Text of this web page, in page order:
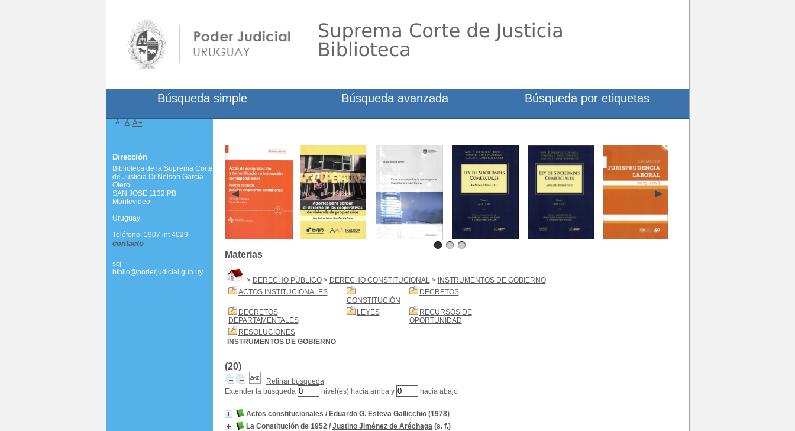
Materias
> DERECHO PÚBLICO> DERECHO CONSTITUCIONAL> INSTRUMENTOS DE GOBIERNO
ACTOS INSTITUCIONALES
CONSTITUCIÓN
DECRETOS
DECRETOS
DEPARTAMENTALES
LEYES
RECURSOS DE
OPORTUNIDAD
RESOLUCIONES
INSTRUMENTOS DE GOBIERNO
(20)
Refinar búsqueda
Extender la búsqueda
nivel(es) hacia arriba y hacia abajo
Actos constitucionales / Eduardo G. Esteva Gallicchio(1978)
La Constitución de 1952/ Justino Jiménez de Aréchaga(s. f.)
Búsqueda simple Búsqueda avanzada Búsqueda por etiquetas
A- A A+
Dirección
Biblioteca de la Suprema Corte
de Justicia Dr.Nelson García
Otero
SAN JOSE 1132 PB
Montevideo
Uruguay
Teléfono: 1907 int 4029
contacto
scj-
biblio@poderjudicial.gub.uy